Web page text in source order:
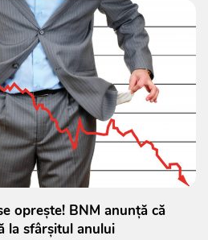
oprește! BNM anunță că
la sfârșitul anului